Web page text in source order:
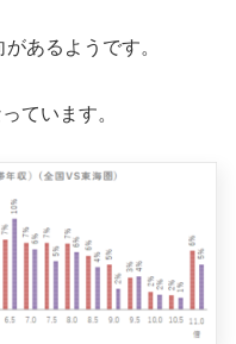
あるようです。
ています。